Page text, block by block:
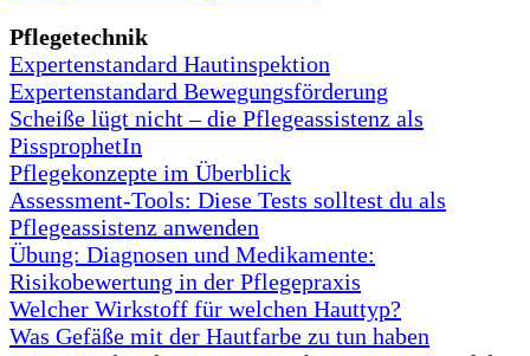
Pflegetechnik
Expertenstandard Hautinspektion
Expertenstandard Bewegungsförderung
Scheiße lügt nicht – die Pflegeassistenz als
PissprophetIn
Pflegekonzepte im Überblick
Assessment-Tools: Diese Tests solltest du als
Pflegeassistenz anwenden
Übung: Diagnosen und Medikamente:
Risikobewertung in der Pflegepraxis
Welcher Wirkstoff für welchen Hauttyp?
Was Gefäße mit der Hautfarbe zu tun haben